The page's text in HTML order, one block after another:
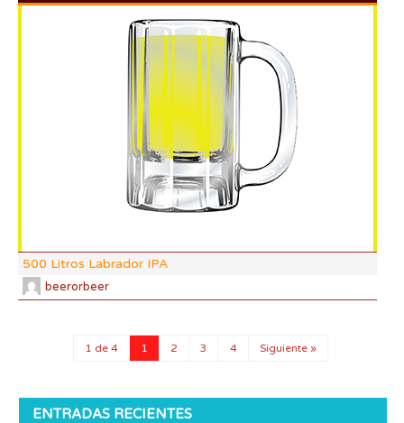
500 Litros Labrador IPA
beerorbeer
1 de 4 1 2 3 4 Siguiente »
ENTRADAS RECIENTES